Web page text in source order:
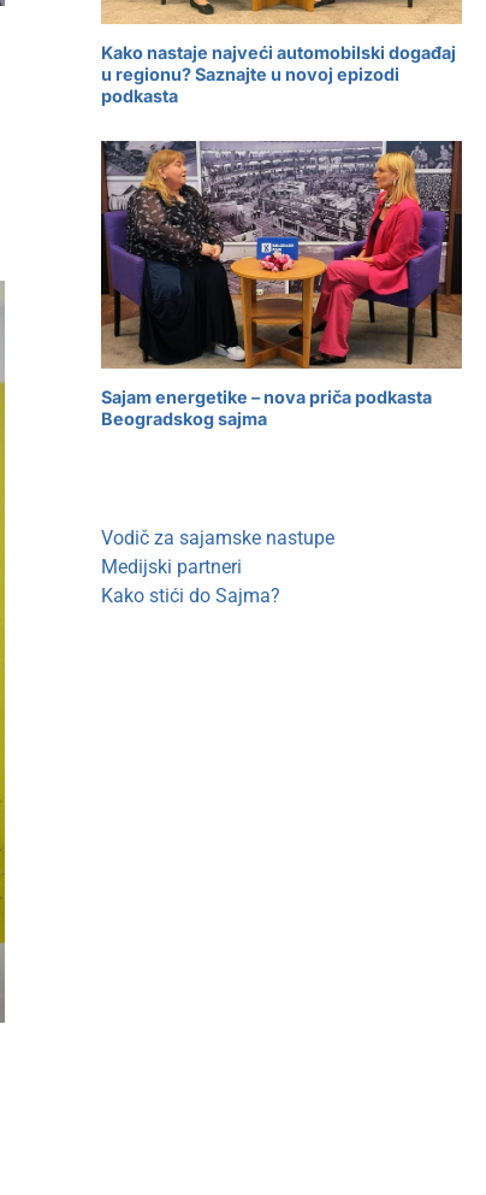
Kako nastaje najveći automobilski događaj
u regionu? Saznajte u novoj epizodi
podkasta
Sajam energetike – nova priča podkasta
Beogradskog sajma
Vodič za sajamske nastupe
Medijski partneri
Kako stići do Sajma?